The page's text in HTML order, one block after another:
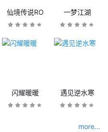
仙境传说RO 一梦江湖
闪耀暖暖 遇见逆水寒
more...